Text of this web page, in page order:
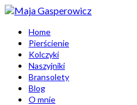
Home
Pierścienie
Kolczyki
Naszyjniki
Bransolety
Blog
O mnie